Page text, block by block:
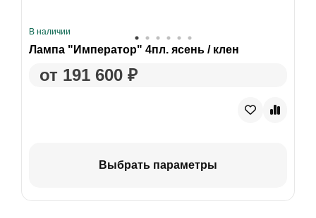
В наличии
Лампа "Император" 4пл. ясень / клен
от 191 600 ₽
Выбрать параметры